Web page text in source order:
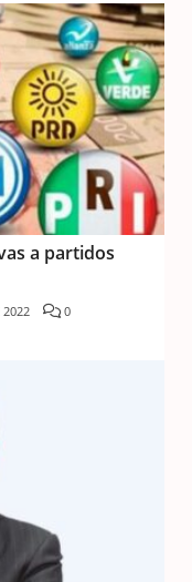
a partidos
2022 0